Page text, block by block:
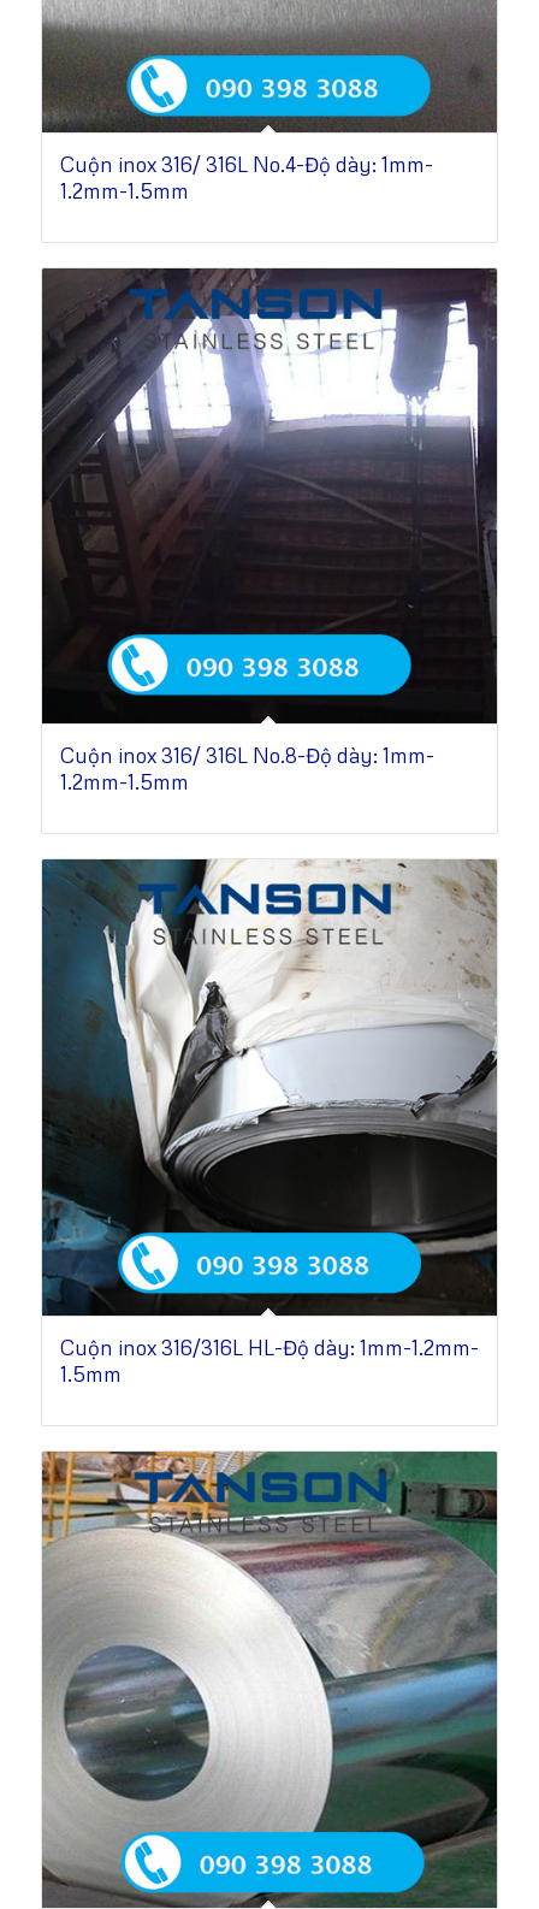
Cuộn inox 316/ 316L No.4-Độ dày: 1mm-
1.2mm-1.5mm
Cuộn inox 316/ 316L No.8-Độ dày: 1mm-
1.2mm-1.5mm
Cuộn inox 316/316L HL-Độ dày: 1mm-1.2mm-
1.5mm